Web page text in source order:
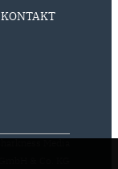
KONTAKT